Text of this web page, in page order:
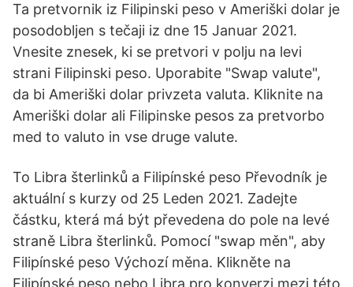
Ta pretvornik iz Filipinski peso v Ameriški dolar je
posodobljen s tečaji iz dne 15 Januar 2021.
Vnesite znesek, ki se pretvori v polju na levi
strani Filipinski peso. Uporabite "Swap valute",
da bi Ameriški dolar privzeta valuta. Kliknite na
Ameriški dolar ali Filipinske pesos za pretvorbo
med to valuto in vse druge valute.
To Libra šterlinků a Filipínské peso Převodník je
aktuální s kurzy od 25 Leden 2021. Zadejte
částku, která má být převedena do pole na levé
straně Libra šterlinků. Pomocí "swap měn", aby
Filipínské peso Výchozí měna. Klikněte na
Filipínské peso nebo Libra pro konverzi mezi této